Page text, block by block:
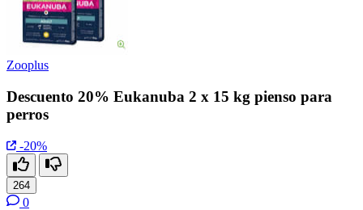
Zooplus
Descuento 20% Eukanuba 2 x 15 kg pienso para
perros
-20%
264
0